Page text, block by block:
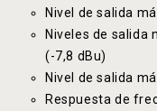
Nivel de salida
Niveles de salida
(-7,8 dBu)
Nivel de salida
Respuesta de